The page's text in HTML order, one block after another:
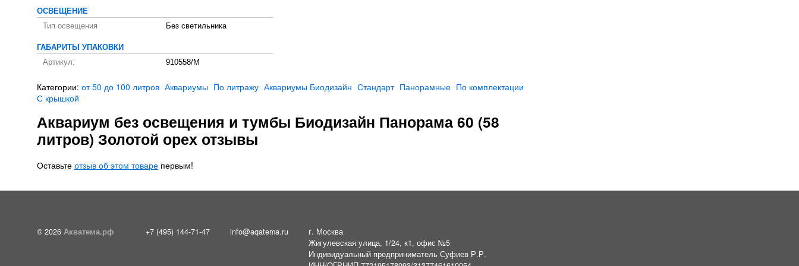
ОСВЕЩЕНИЕ
Тип освещения
Без светильника
ГАБАРИТЫ УПАКОВКИ
Артикул:
910558/M
Категории: от 50 до 100 литров Аквариумы По литражу Аквариумы Биодизайн Стандарт Панорамные По комплектации
С крышкой
Аквариум без освещения и тумбы Биодизайн Панорама 60 (58
литров) Золотой орех отзывы
Оставьте отзыв об этом товаре первым!
© 2026 Акватема.рф +7 (495) 144-71-47 info@aqatema.ru
г. Москва
Жигулевская улица, 1/24, к1, офис №5
Индивидуальный предприниматель Суфиев Р.Р.